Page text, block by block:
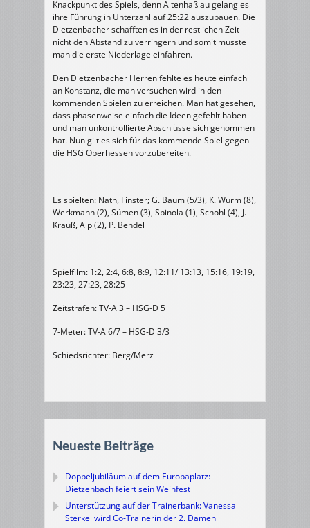
Knackpunkt des Spiels, denn Altenhaßlau gelang es
ihre Führung in Unterzahl auf 25:22 auszubauen. Die
Dietzenbacher schafften es in der restlichen Zeit
nicht den Abstand zu verringern und somit musste
man die erste Niederlage einfahren.
Den Dietzenbacher Herren fehlte es heute einfach
an Konstanz, die man versuchen wird in den
kommenden Spielen zu erreichen. Man hat gesehen,
dass phasenweise einfach die Ideen gefehlt haben
und man unkontrollierte Abschlüsse sich genommen
hat. Nun gilt es sich für das kommende Spiel gegen
die HSG Oberhessen vorzubereiten.
Es spielten: Nath, Finster; G. Baum (5/3), K. Wurm (8),
Werkmann (2), Sümen (3), Spinola (1), Schohl (4), J.
Krauß, Alp (2), P. Bendel
Spielfilm: 1:2, 2:4, 6:8, 8:9, 12:11/ 13:13, 15:16, 19:19,
23:23, 27:23, 28:25
Zeitstrafen: TV-A 3 – HSG-D 5
7-Meter: TV-A 6/7 – HSG-D 3/3
Schiedsrichter: Berg/Merz
Neueste Beiträge
Doppeljubiläum auf dem Europaplatz:
Dietzenbach feiert sein Weinfest
Unterstützung auf der Trainerbank: Vanessa
Sterkel wird Co-Trainerin der 2. Damen